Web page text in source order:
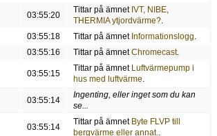
03:55:20
Tittar på ämnet IVT, NIBE,
THERMIA ytjordvärme?.
03:55:18 Tittar på ämnet Informationslogg.
03:55:16 Tittar på ämnetChromecast.
03:55:15
Tittar på ämnet Luftvärmepump i
hus med luftvärme.
03:55:14
Ingenting, eller inget som du kan
se...
03:55:14
Tittar på ämnet Byte FLVP till
bergvärme eller annat..